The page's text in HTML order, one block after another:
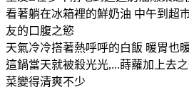
看著躺在冰箱裡的鮮奶油 中午到超
友的口腹之慾
天氣冷冷搭著熱呼呼的白飯 暖胃也
這鍋當天就被殺光光,...蒔蘿加上去
菜變得清爽不少